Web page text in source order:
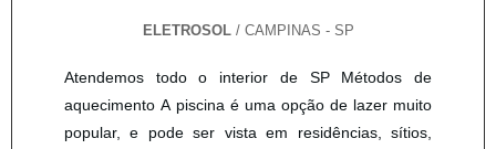
ELETROSOL/ CAMPINAS - SP
Atendemos todo o interior de SP Métodos de
aquecimento A piscina é uma opção de lazer muito
popular, e pode ser vista em residências, sítios,